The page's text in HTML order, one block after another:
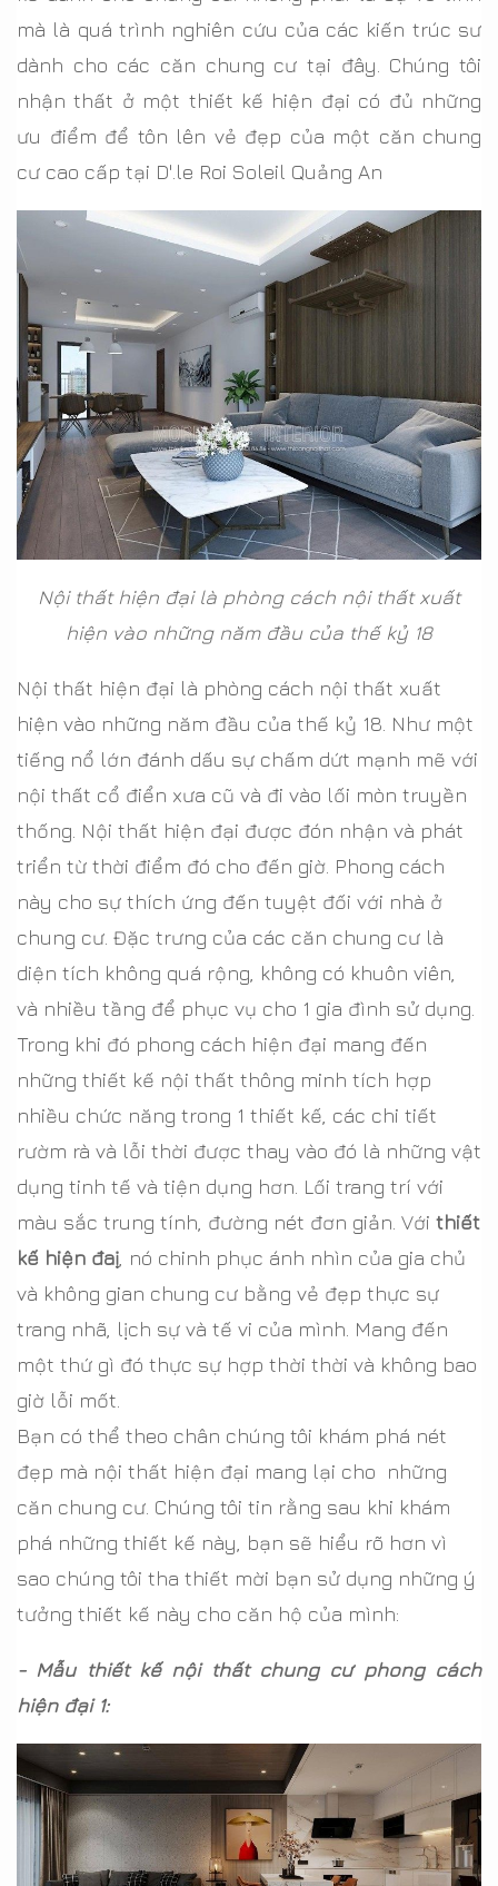
mà là quá trình nghiên cứu của các kiến trúc sư
dành cho các căn chung cư tại đây. Chúng tôi
nhận thất ở một thiết kế hiện đại có đủ những
ưu điểm để tôn lên vẻ đẹp của một căn chung
cư cao cấp tại D'.le Roi Soleil Quảng An
Nội thất hiện đại là phòng cách nội thất xuất
hiện vào những năm đầu của thế kỷ 18
Nội thất hiện đại là phòng cách nội thất xuất
hiện vào những năm đầu của thế kỷ 18. Như một
tiếng nổ lớn đánh dấu sự chấm dứt mạnh mẽ với
nội thất cổ điển xưa cũ và đi vào lối mòn truyền
thống. Nội thất hiện đại được đón nhận và phát
triển từ thời điểm đó cho đến giờ. Phong cách
này cho sự thích ứng đến tuyệt đối với nhà ở
chung cư. Đặc trưng của các căn chung cư là
diện tích không quá rộng, không có khuôn viên,
và nhiều tầng để phục vụ cho 1 gia đình sử dụng.
Trong khi đó phong cách hiện đại mang đến
những thiết kế nội thất thông minh tích hợp
nhiều chức năng trong 1 thiết kế, các chi tiết
rườm rà và lỗi thời được thay vào đó là những vật
dụng tinh tế và tiện dụng hơn. Lối trang trí với
màu sắc trung tính, đường nét đơn giản. Với thiết
kế hiện đaị , nó chinh phục ánh nhìn của gia chủ
và không gian chung cư bằng vẻ đẹp thực sự
trang nhã, lịch sự và tế vi của mình. Mang đến
một thứ gì đó thực sự hợp thời thời và không bao
giờ lỗi mốt.
Bạn có thể theo chân chúng tôi khám phá nét
đẹp mà nội thất hiện đại mang lại cho những
căn chung cư. Chúng tôi tin rằng sau khi khám
phá những thiết kế này, bạn sẽ hiểu rõ hơn vì
sao chúng tôi tha thiết mời bạn sử dụng những ý
tưởng thiết kế này cho căn hộ của mình:
- Mẫu thiết kế nội thất chung cư phong cách
hiện đại 1: